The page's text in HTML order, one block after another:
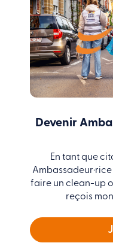
Devenir
En tant que
faire un clean-up
reçois